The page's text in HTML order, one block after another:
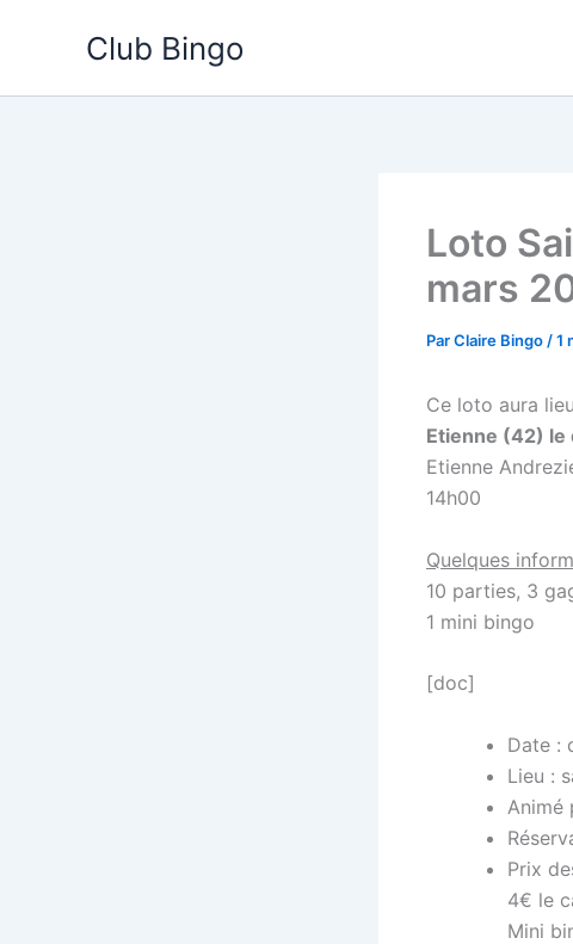
Club Bingo
Loto
mars
ParClaire Bingo /1
Ce loto aura
Etienne (42) le
Etienne
14h00
Quelques
10 parties, 3
1 mini bingo
[doc]
Date :
Lieu :
Animé
Prix
4€ le
Mini